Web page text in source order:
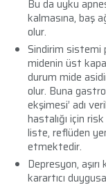
Bu da uyku
kalmasına, baş
olur.
Sindirim sistemi
midenin üst
durum mide
olur. Buna
ekşimesi’ adı
hastalığı için
liste, reflüden
etmektedir.
Depresyon,
karartıcı